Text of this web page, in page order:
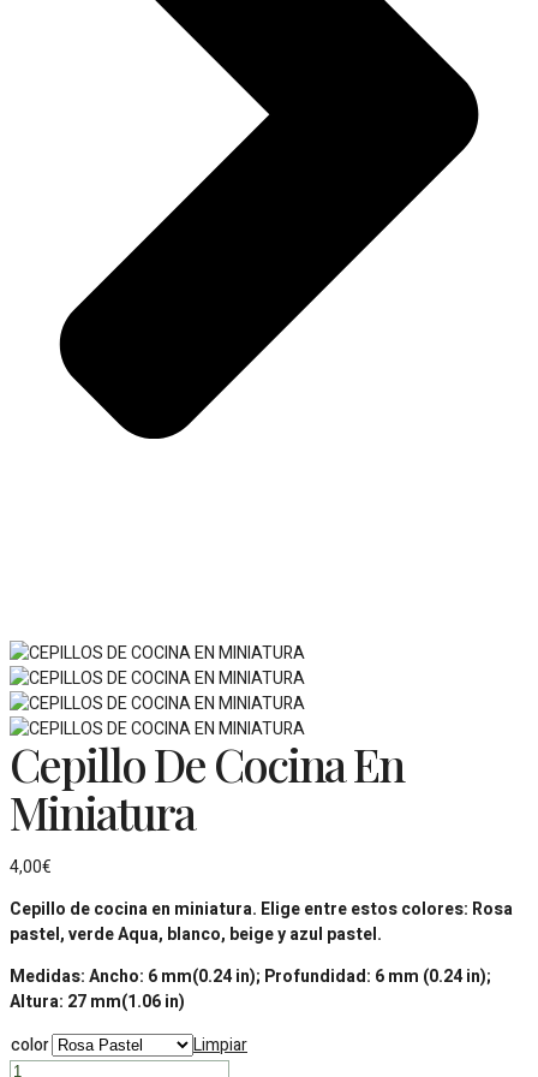
Cepillo De Cocina En
Miniatura
4,00€
Cepillo de cocina en miniatura. Elige entre estos colores: Rosa
pastel, verde Aqua, blanco, beige y azul pastel.
Medidas: Ancho: 6 mm(0.24 in); Profundidad: 6 mm (0.24 in);
Altura: 27 mm(1.06 in)
color
Limpiar
Cepillo